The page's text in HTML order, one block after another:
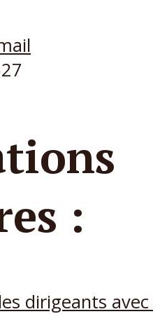
:
dirigeants